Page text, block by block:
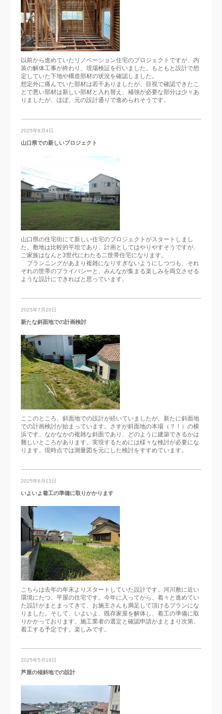
以前から進めていたリノベーション住宅のプロジェクトですが、内
装の解体工事が終わり、現場検証を行いました。もともと設計で想
定していた下地や構造部材の状況を確認しました。
想定外に痛んでいた部材は若干ありましたが、目視で確認できたこ
とで悪い部材は新しい部材と入れ替え、補強が必要な部分は少々あ
りましたが、ほぼ、元の設計通りで進められそうです。
2025年8月4日
山口県での新しいプロジェクト
山口県の住宅街にて新しい住宅のプロジェクトがスタートしまし
た。敷地は比較的平坦であり、計画としてはやりやすそうですが、
ご家族はなんと3世代にわたる二世帯住宅になります。
プランニングがあまり複雑になりすぎないようにしつつも、それ
ぞれの世帯のプライバシーと、みんなが集まる楽しみを両立させる
ような設計にできればと思っています。
2025年7月20日
新たな斜面地での計画検討
ここのところ、斜面地での設計が続いていましたが、新たに斜面地
での計画検討が始まっています。さすが斜面地の本場（？！）の横
浜です。なかなかの複雑な斜面であり、どのように建築できるかは
難しいところがあります。実現するためには様々な検討が必要にな
ります。現時点では測量図を元にした検討をすすめています。
2025年6月13日
いよいよ着工の準備に取りかかります
こちらは去年の年末よりスタートしていた設計です。河川敷に近い
環境にたつ、平屋の住宅です。今年に入ってから、着々と進めてい
た設計がまとまってきて、お施主さんも満足して頂けるプランにな
りました。そして、いよいよ、既存家屋を解体し、着工の準備に取
りかかっております。施工業者の選定と確認申請がまとまり次第、
着工する予定です。楽しみです。
2025年5月19日
芦屋の傾斜地での設計